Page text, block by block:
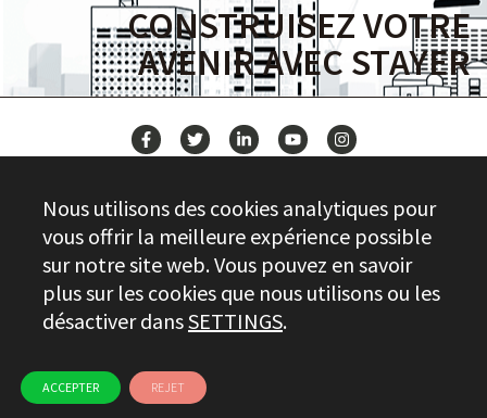
CONSTRUISEZ VOTRE
AVENIR AVEC STAYER
CONTACT
Stayer.es © 2026
CHAÎNE ÉTHIQUE
UTILISATION DES COOKIES
Nous utilisons des cookies analytiques pour
vous offrir la meilleure expérience possible
sur notre site web. Vous pouvez en savoir
plus sur les cookies que nous utilisons ou les
désactiver dansSETTINGS.
ACCEPTER REJET